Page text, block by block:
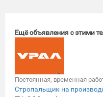
Ещё объявления с этими
Постоянная, временная
Стропальщик на